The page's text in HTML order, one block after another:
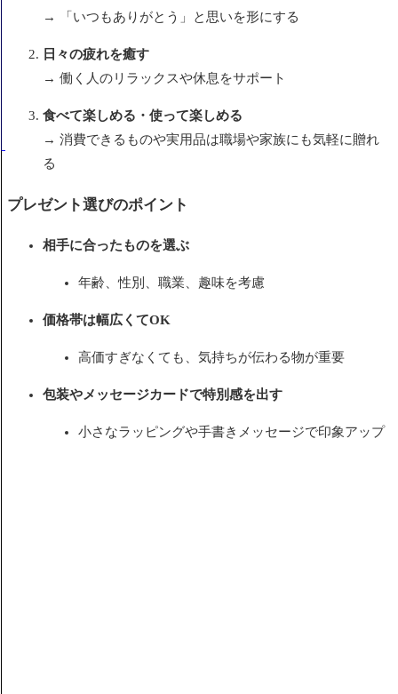
→ 「いつもありがとう」と思いを形にする
日々の疲れを癒す
→ 働く人のリラックスや休息をサポート
食べて楽しめる・使って楽しめる
→ 消費できるものや実用品は職場や家族にも気軽に贈れ
る
プレゼント選びのポイント
相手に合ったものを選ぶ
年齢、性別、職業、趣味を考慮
価格帯は幅広くてOK
高価すぎなくても、気持ちが伝わる物が重要
包装やメッセージカードで特別感を出す
小さなラッピングや手書きメッセージで印象アップ